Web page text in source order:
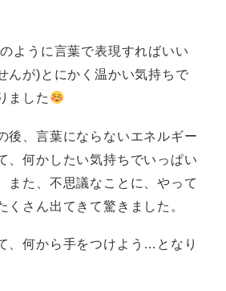
ように言葉で表現すればいい
んが)とにかく温かい気持ちで
ました
後、言葉にならないエネルギー
、何かしたい気持ちでいっぱい
また、不思議なことに、やって
くさん出てきて驚きました。
、何から手をつけよう…となり